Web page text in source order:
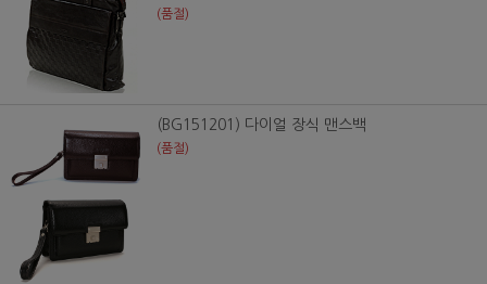
(품절)
(BG151201) 다이얼 장식 맨스백
(품절)